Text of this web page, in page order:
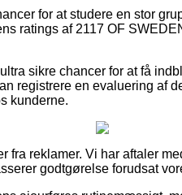
for at studere en stor
ratings af 2117 OF
sikre chancer for at få
registrere en evaluering af
kunderne.
fra reklamer. Vi har aftaler
godtgørelse forudsat